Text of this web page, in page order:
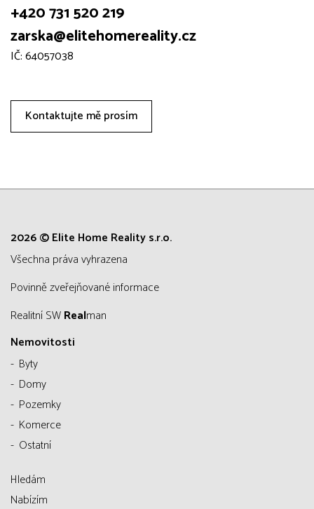
+420 731 520 219
zarska@elitehomereality.cz
IČ: 64057038
Kontaktujte mě prosím
2026 © Elite Home Reality s.r.o.
všechna práva vyhrazena
Povinně zveřejňované informace
Realitní SWRealman
Nemovitosti
Byty
Domy
Pozemky
Komerce
Ostatní
Hledám
Nabízím